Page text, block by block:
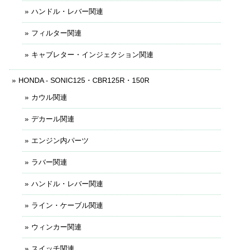
ハンドル・レバー関連
フィルター関連
キャブレター・インジェクション関連
HONDA - SONIC125・CBR125R・150R
カウル関連
デカール関連
エンジン内パーツ
ラバー関連
ハンドル・レバー関連
ライン・ケーブル関連
ウィンカー関連